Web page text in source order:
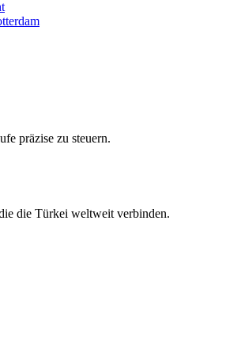
präzise zu steuern.
die Türkei weltweit verbinden.